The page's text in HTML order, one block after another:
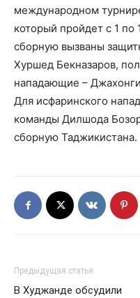
международном
который пройдет с 1 по
сборную вызваны
Хуршед Бекназаров,
нападающие –
Для исфаринского
команды Дилшода
сборную Таджикистана.
Предыдущая статья
В Худжанде обсудили